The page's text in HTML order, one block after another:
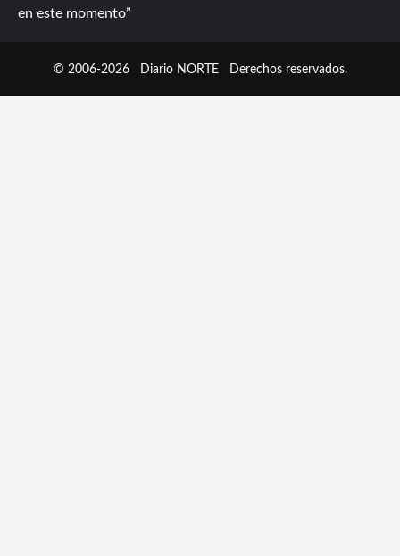
en este momento
© 2006-2026 Diario NORTE Derechos reservados.